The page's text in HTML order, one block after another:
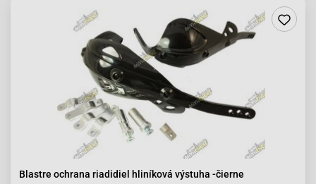
Blastre ochrana riadidiel hliníková výstuha -čierne